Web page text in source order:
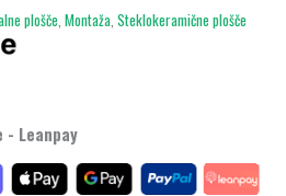
plošče Montaža Steklokeramične plošče
- Leanpay